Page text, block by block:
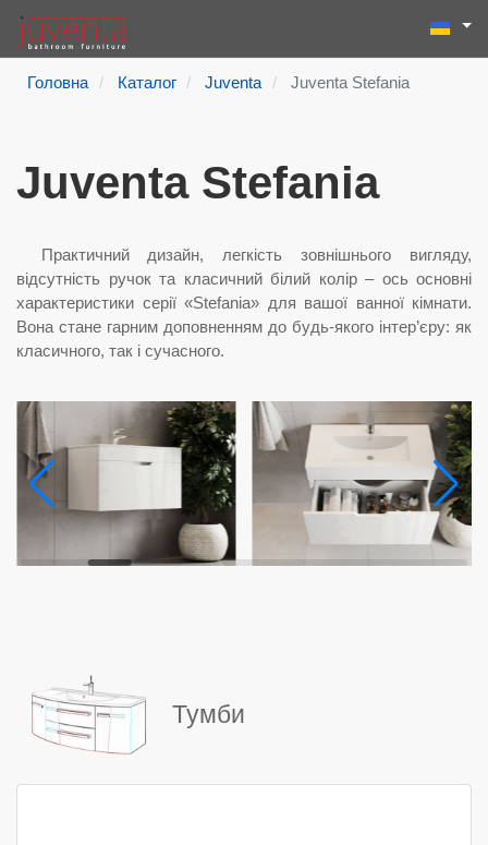
Пошук
Type 2 or
Головна Каталог Juventa Juventa Stefania
Juventa Stefania
Практичний дизайн, легкість зовнішнього вигляду,
відсутність ручок та класичний білий колір – ось основні
характеристики серії «Stefania» для вашої ванної кімнати.
Вона стане гарним доповненням до будь-якого інтер’єру: як
класичного, так і сучасного.
Тумби